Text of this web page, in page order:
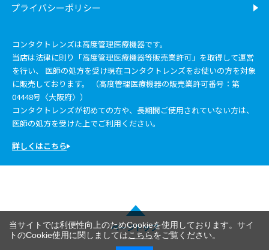
プライバシーポリシー
コンタクトレンズは高度管理医療機器です。
当店は法律に則り「高度管理医療機器等販売業許可」を取得して運営
を行い、 医師の処方を受け現在コンタクトレンズをお使いの方を対象
に販売しております。 （高度管理医療機器の販売業許可番号：第
04448号〈大阪府〉）
コンタクトレンズが初めての方や、長期間ご使用されていない方は、
医師の処方を受けた上でご利用ください。
詳しくはこちら
ページトップ
当サイトでは利便性向上のためCookieを使用しております。サイ
トのCookie使用に関しましてはこちらをご覧ください。